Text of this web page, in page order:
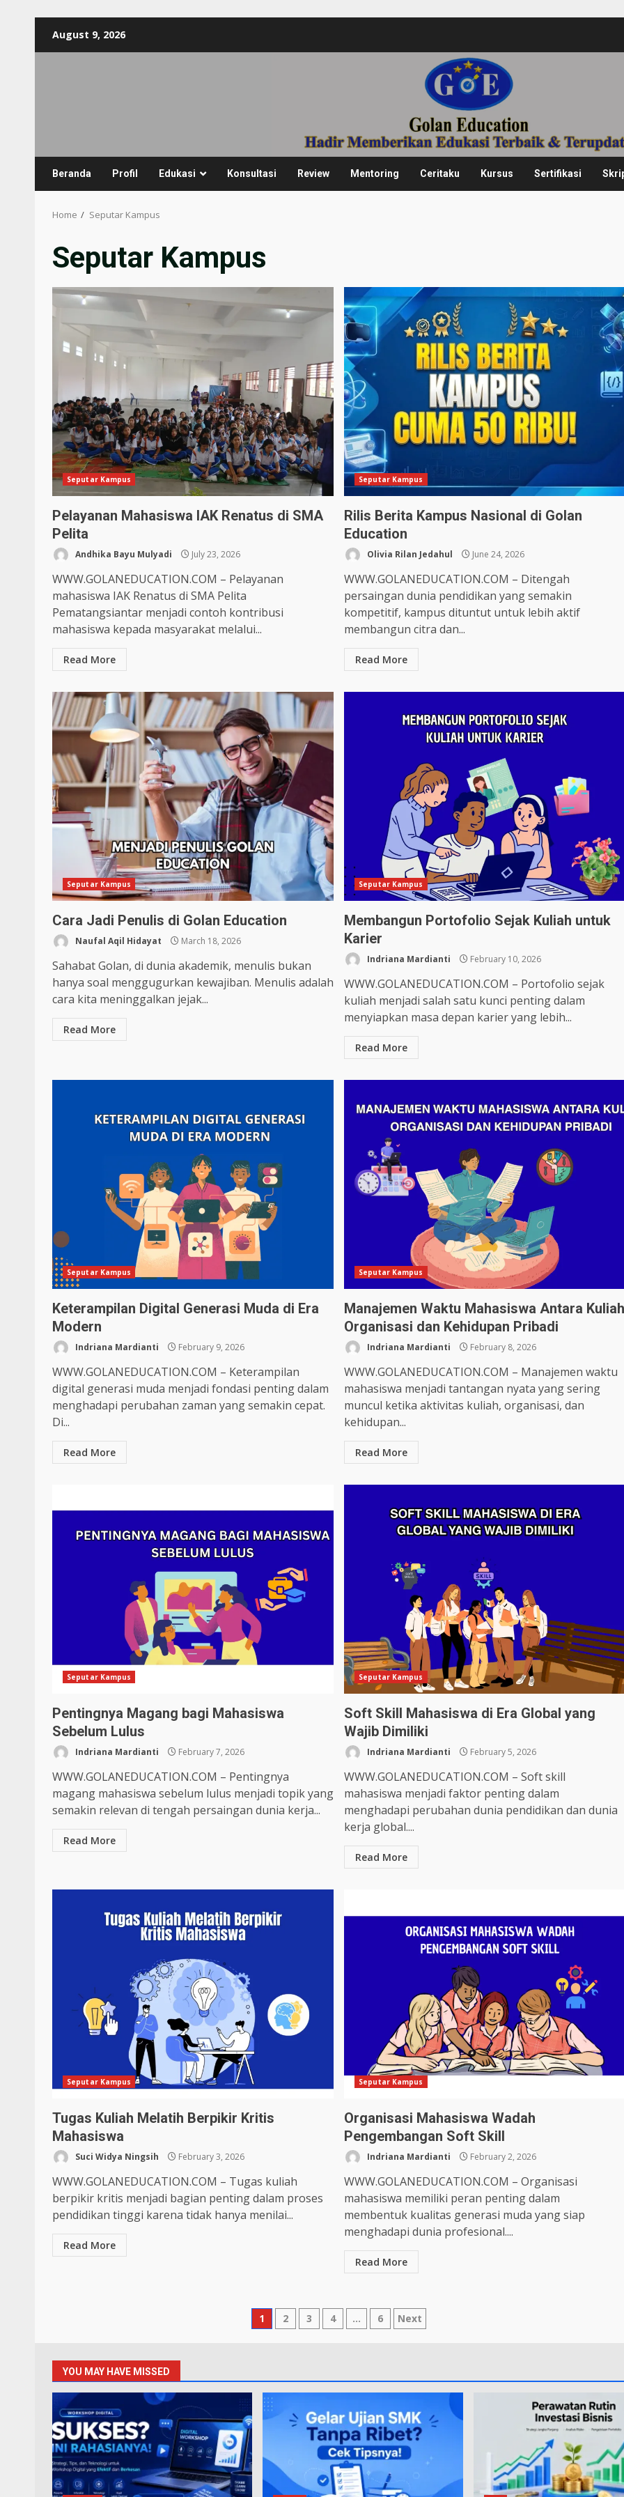
August 9, 2026
Beranda Profil Edukasi Konsultasi Review Mentoring Ceritaku Kursus Sertifikasi
Home Seputar Kampus
Seputar Kampus
Seputar Kampus
Pelayanan Mahasiswa IAK Renatus di SMA
Pelita
Andhika Bayu Mulyadi July 23, 2026
WWW.GOLANEDUCATION.COM – Pelayanan
mahasiswa IAK Renatus di SMA Pelita
Pematangsiantar menjadi contoh kontribusi
mahasiswa kepada masyarakat melalui...
Read More
Seputar Kampus
Rilis Berita Kampus Nasional di Golan
Education
Olivia Rilan Jedahul June 24, 2026
WWW.GOLANEDUCATION.COM – Ditengah
persaingan dunia pendidikan yang semakin
kompetitif, kampus dituntut untuk lebih aktif
membangun citra dan...
Read More
Seputar Kampus
Cara Jadi Penulis di Golan Education
Naufal Aqil Hidayat March 18, 2026
Sahabat Golan, di dunia akademik, menulis bukan
hanya soal menggugurkan kewajiban. Menulis adalah
cara kita meninggalkan jejak...
Read More
Seputar Kampus
Membangun Portofolio Sejak Kuliah untuk
Karier
Indriana Mardianti February 10, 2026
WWW.GOLANEDUCATION.COM – Portofolio sejak
kuliah menjadi salah satu kunci penting dalam
menyiapkan masa depan karier yang lebih...
Read More
Seputar Kampus
Keterampilan Digital Generasi Muda di Era
Modern
Indriana Mardianti February 9, 2026
WWW.GOLANEDUCATION.COM – Keterampilan
digital generasi muda menjadi fondasi penting dalam
menghadapi perubahan zaman yang semakin cepat.
Di...
Read More
Seputar Kampus
Manajemen Waktu Mahasiswa Antara
Organisasi dan Kehidupan Pribadi
Indriana Mardianti February 8, 2026
WWW.GOLANEDUCATION.COM – Manajemen waktu
mahasiswa menjadi tantangan nyata yang sering
muncul ketika aktivitas kuliah, organisasi, dan
kehidupan...
Read More
Seputar Kampus
Pentingnya Magang bagi Mahasiswa
Sebelum Lulus
Indriana Mardianti February 7, 2026
WWW.GOLANEDUCATION.COM – Pentingnya
magang mahasiswa sebelum lulus menjadi topik yang
semakin relevan di tengah persaingan dunia kerja...
Read More
Seputar Kampus
Soft Skill Mahasiswa di Era Global yang
Wajib Dimiliki
Indriana Mardianti February 5, 2026
WWW.GOLANEDUCATION.COM – Soft skill
mahasiswa menjadi faktor penting dalam
menghadapi perubahan dunia pendidikan dan dunia
kerja global....
Read More
Seputar Kampus
Tugas Kuliah Melatih Berpikir Kritis
Mahasiswa
Suci Widya Ningsih February 3, 2026
WWW.GOLANEDUCATION.COM – Tugas kuliah
berpikir kritis menjadi bagian penting dalam proses
pendidikan tinggi karena tidak hanya menilai...
Read More
Seputar Kampus
Organisasi Mahasiswa Wadah
Pengembangan Soft Skill
Indriana Mardianti February 2, 2026
WWW.GOLANEDUCATION.COM – Organisasi
mahasiswa memiliki peran penting dalam
membentuk kualitas generasi muda yang siap
menghadapi dunia profesional....
Read More
Posts
1 2 3 4 … 6 Next
YOU MAY HAVE MISSED